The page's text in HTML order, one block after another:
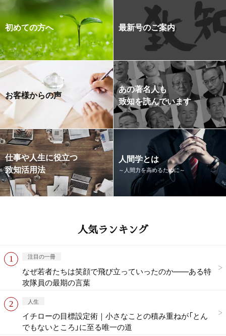
初めての方へ 最新号のご案内
お客様からの声
あの著名人も
致知を読んでいます
仕事や人生に役立つ
致知活用法
人間学とは
～人間力を高めるために～
人気ランキング
注目の一冊
なぜ若者たちは笑顔で飛び立っていったのか——ある特
攻隊員の最期の言葉
人生
イチローの目標設定術｜小さなことの積み重ねが「とん
でもないところ」に至る唯一の道